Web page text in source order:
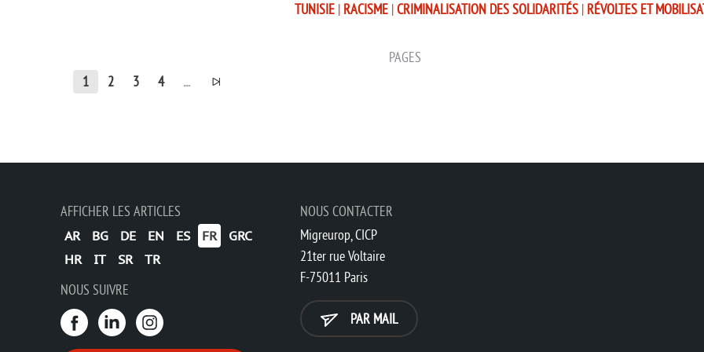
TUNISIE | RACISME |CRIMINALISATION DES SOLIDARITÉS | RÉVOLTES ET
PAGES
1
2 3 4 ...
AFFICHER LES ARTICLES
AR BG DE EN ES FR
GRC
HR
IT SR TR
NOUS CONTACTER
Migreurop, CICP
21ter rue Voltaire
F-75011 Paris
PAR MAIL
NOUS SUIVRE